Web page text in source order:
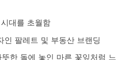
대를 초월함
인 팔레트 및 부동산 브랜딩
한 돌에 놓인 마른 꽃잎처럼 느